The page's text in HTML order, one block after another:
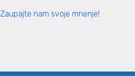
Zaupajte nam svoje mnenje!